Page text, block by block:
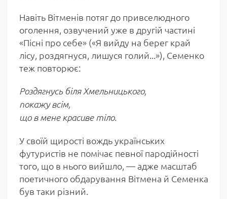
Навіть Вітменів потяг до привселюдного
оголення, озвучений уже в другій частині
«Пісні про себе» («Я вийду на берег край
лісу, роздягнуся, лишуся голий...»), Семенко
теж повторює:
Роздягнусь біля Хмельницького,
покажу всім,
що в мене красиве тіло.
У своїй щирості вождь українських
футуристів не помічає певної пародійності
того, що в нього вийшло, — адже масштаб
поетичного обдарування Вітмена й Семенка
був таки різний.